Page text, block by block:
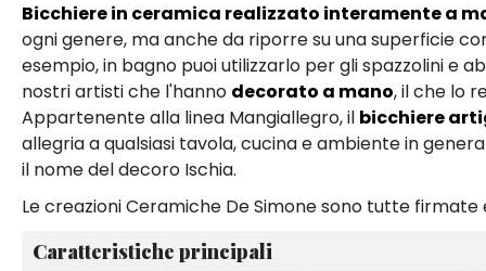
Bicchiere in ceramica realizzato interamente a
ogni genere, ma anche da riporre su una superficie
esempio, in bagno puoi utilizzarlo per gli spazzolini e
nostri artisti che l'hanno decorato a mano, il che lo
Appartenente alla linea Mangiallegro, il bicchiere
allegria a qualsiasi tavola, cucina e ambiente in
il nome del decoro Ischia.
Le creazioni Ceramiche De Simone sono tutte
Caratteristiche principali